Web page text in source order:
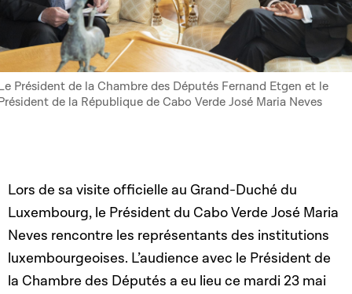
Président de la Chambre des Députés Fernand Etgen et le
de la République de Cabo Verde José Maria Neves
Lors de sa visite officielle au Grand-Duché du
Luxembourg, le Président du Cabo Verde José Maria
Neves rencontre les représentants des institutions
luxembourgeoises. L’audience avec le Président de
la Chambre des Députés a eu lieu ce mardi 23 mai